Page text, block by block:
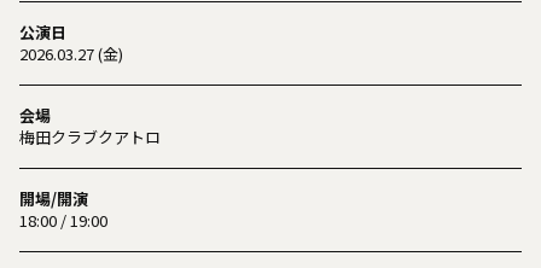
公演日
2026.03.27 (金)
会場
梅田クラブクアトロ
開場/開演
18:00 / 19:00